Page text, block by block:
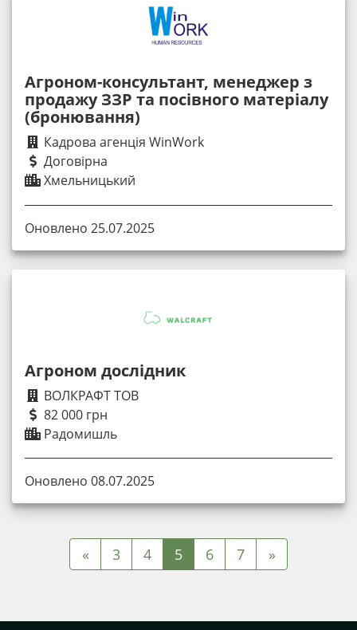
Агроном-консультант, менеджер з
продажу ЗЗР та посівного матеріалу
(бронювання)
Кадрова агенція WinWork
Договірна
Хмельницький
Оновлено 25.07.2025
Агроном дослідник
ВОЛКРАФТ ТОВ
82 000 грн
Радомишль
Оновлено 08.07.2025
« 3 4 5 6 7 »